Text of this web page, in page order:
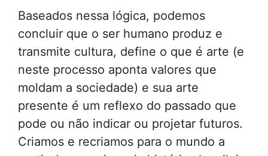
Baseados nessa lógica, podemos
concluir que o ser humano produz e
transmite cultura, define o que é arte (e
neste processo aponta valores que
moldam a sociedade) e sua arte
presente é um reflexo do passado que
pode ou não indicar ou projetar futuros.
Criamos e recriamos para o mundo a